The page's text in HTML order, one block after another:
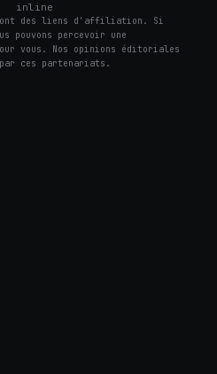
inline
des liens d'affiliation. Si
pouvons percevoir une
vous. Nos opinions éditoriales
ces partenariats.